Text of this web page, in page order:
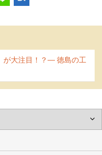
が大注目！？― 徳島の工